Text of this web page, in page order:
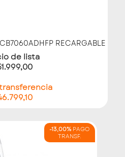
RECARGABLE
de lista
-13,00% PAGO
TRANSF.